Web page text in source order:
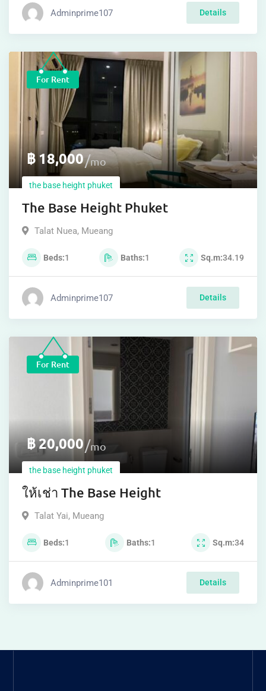
Adminprime107 Details
For Rent
฿18,000 mo
the base height phuket
The Base Height Phuket
Talat Nuea, Mueang
Beds 1 Baths 1 Sq.m 34.19
Adminprime107 Details
For Rent
฿20,000 mo
the base height phuket
ให้เช่า The Base Height
Talat Yai, Mueang
Beds 1 Baths 1 Sq.m 34
Adminprime101 Details